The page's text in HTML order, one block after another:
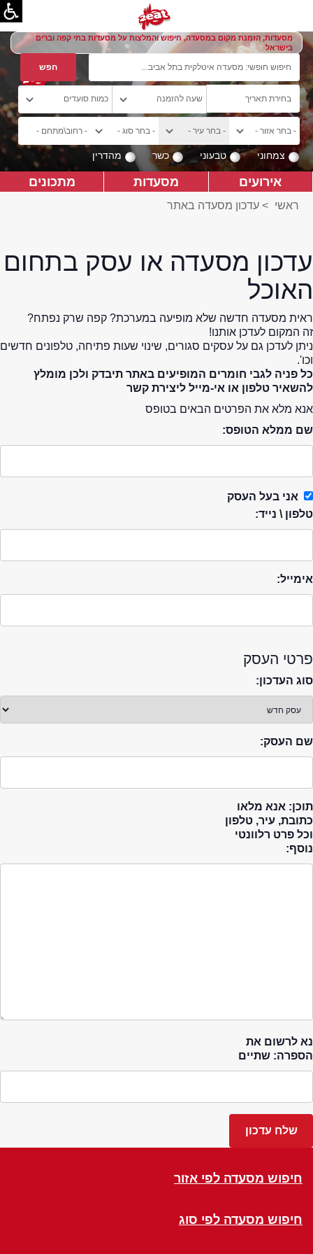
מסעדות, הזמנת מקום במסעדה, חיפוש והמלצות על מסעדות בתי קפה וברים
בישראל
צמחוני טבעוני כשר מהדרין
אירועים מסעדות מתכונים
ראשי > עדכון מסעדה באתר
עדכון מסעדה או עסק בתחום
האוכל
ראית מסעדה חדשה שלא מופיעה במערכת? קפה שרק נפתח?
זה המקום לעדכן אותנו!
ניתן לעדכן גם על עסקים סגורים, שינוי שעות פתיחה, טלפונים חדשים
וכו'.
כל פניה לגבי חומרים המופיעים באתר תיבדק ולכן מומלץ
להשאיר טלפון או אי-מייל ליצירת קשר
אנא מלא את הפרטים הבאים בטופס
שם ממלא הטופס:
אני בעל העסק
טלפון \ נייד:
אימייל:
פרטי העסק
סוג העדכון:
שם העסק:
תוכן: אנא מלאו
כתובת, עיר, טלפון
וכל פרט רלוונטי
נוסף:
נא לרשום את
הספרה: שתיים
חיפוש מסעדה לפי אזור
חיפוש מסעדה לפי סוג